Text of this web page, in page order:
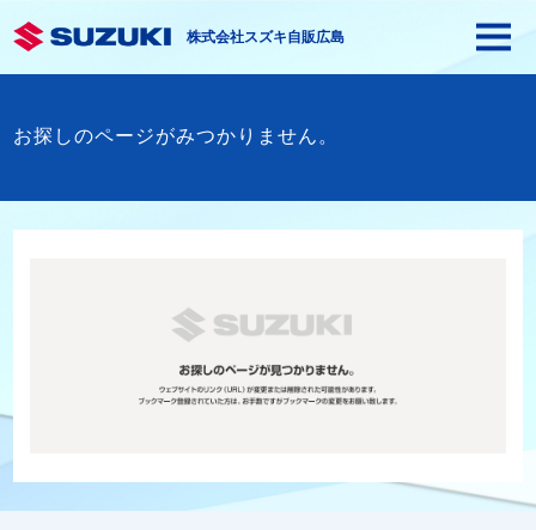
株式会社スズキ自販広島
お探しのページがみつかりません。